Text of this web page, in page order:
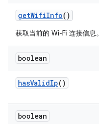
getWifiInfo()
获取当前的 Wi-Fi 连接信息。
boolean
hasValidIp()
boolean